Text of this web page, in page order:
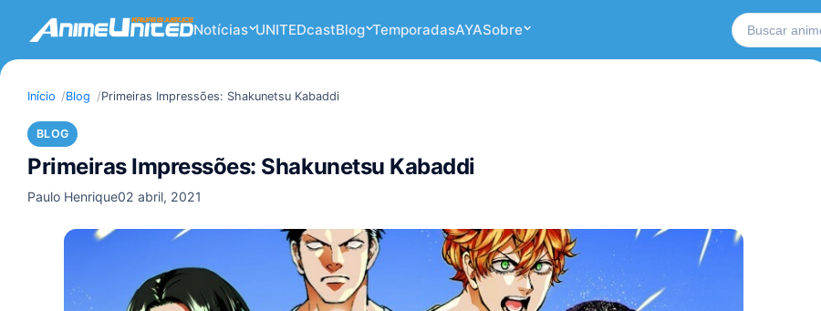
Notícias UNITEDcastBlog TemporadasAYASobre Buscar no site
Início Blog Primeiras Impressões: Shakunetsu Kabaddi
BLOG
Primeiras Impressões: Shakunetsu Kabaddi
Paulo Henrique02 abril, 2021